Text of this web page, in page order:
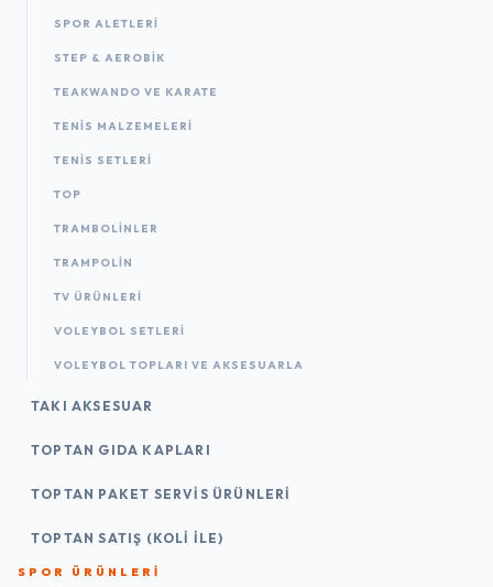
SPOR ALETLERI
STEP & AEROBIK
TEAKWANDO VE KARATE
TENIS MALZEMELERI
TENIS SETLERI
TOP
TRAMBOLINLER
TRAMPOLIN
TV ÜRÜNLERI
VOLEYBOL SETLERI
VOLEYBOL TOPLARI VE AKSESUARLA
TAKI AKSESUAR
TOPTAN GIDA KAPLARI
TOPTAN PAKET SERVIS ÜRÜNLERI
TOPTAN SATIŞ (KOLI İLE)
SPOR ÜRÜNLERI